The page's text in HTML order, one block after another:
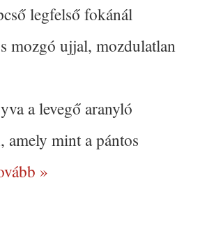
legfelső fokánál
mozgó ujjal, mozdulatlan
a levegő aranyló
amely mint a pántos
»